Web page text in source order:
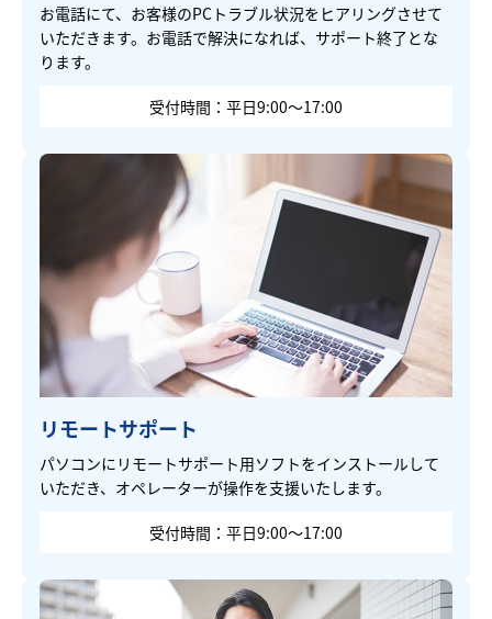
お電話にて、お客様のPCトラブル状況をヒアリングさせて
いただきます。お電話で解決になれば、サポート終了とな
ります。
受付時間：平日9:00～17:00
リモートサポート
パソコンにリモートサポート用ソフトをインストールして
いただき、オペレーターが操作を支援いたします。
受付時間：平日9:00～17:00